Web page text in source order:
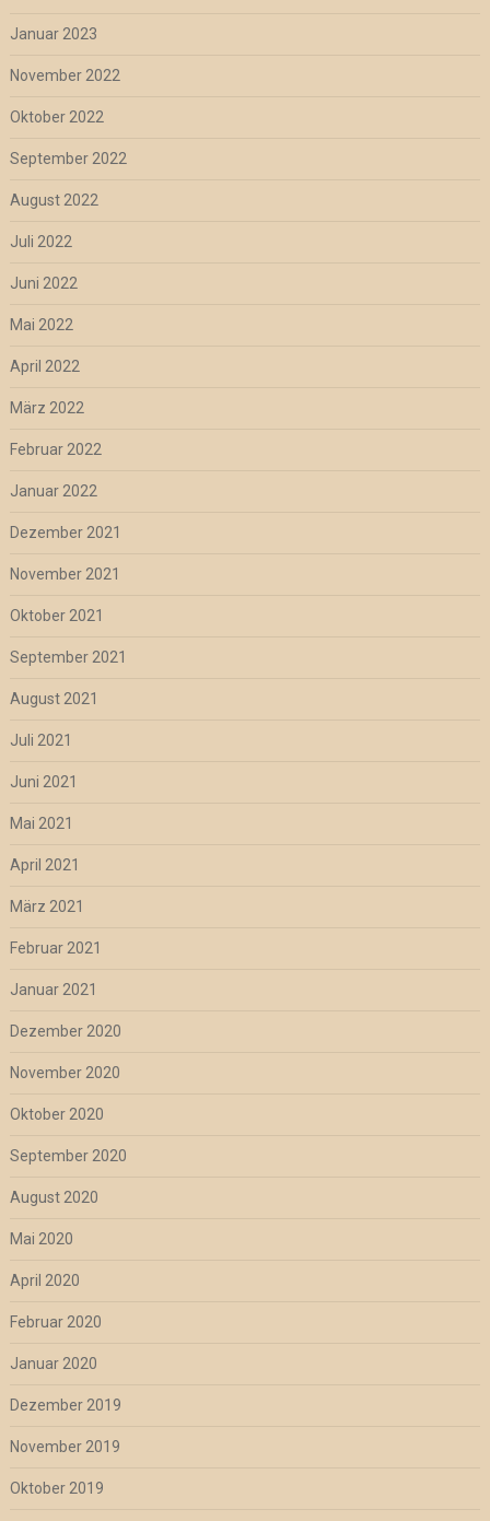
Januar 2023
November 2022
Oktober 2022
September 2022
August 2022
Juli 2022
Juni 2022
Mai 2022
April 2022
März 2022
Februar 2022
Januar 2022
Dezember 2021
November 2021
Oktober 2021
September 2021
August 2021
Juli 2021
Juni 2021
Mai 2021
April 2021
März 2021
Februar 2021
Januar 2021
Dezember 2020
November 2020
Oktober 2020
September 2020
August 2020
Mai 2020
April 2020
Februar 2020
Januar 2020
Dezember 2019
November 2019
Oktober 2019